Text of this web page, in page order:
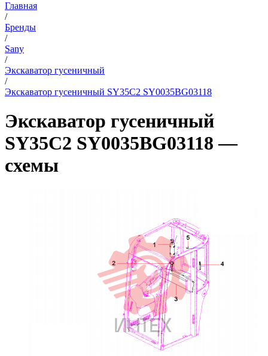
Главная
/
Бренды
/
Sany
/
Экскаватор гусеничный
/
Экскаватор гусеничный SY35C2 SY0035BG03118
Экскаватор гусеничный
SY35C2 SY0035BG03118 —
схемы